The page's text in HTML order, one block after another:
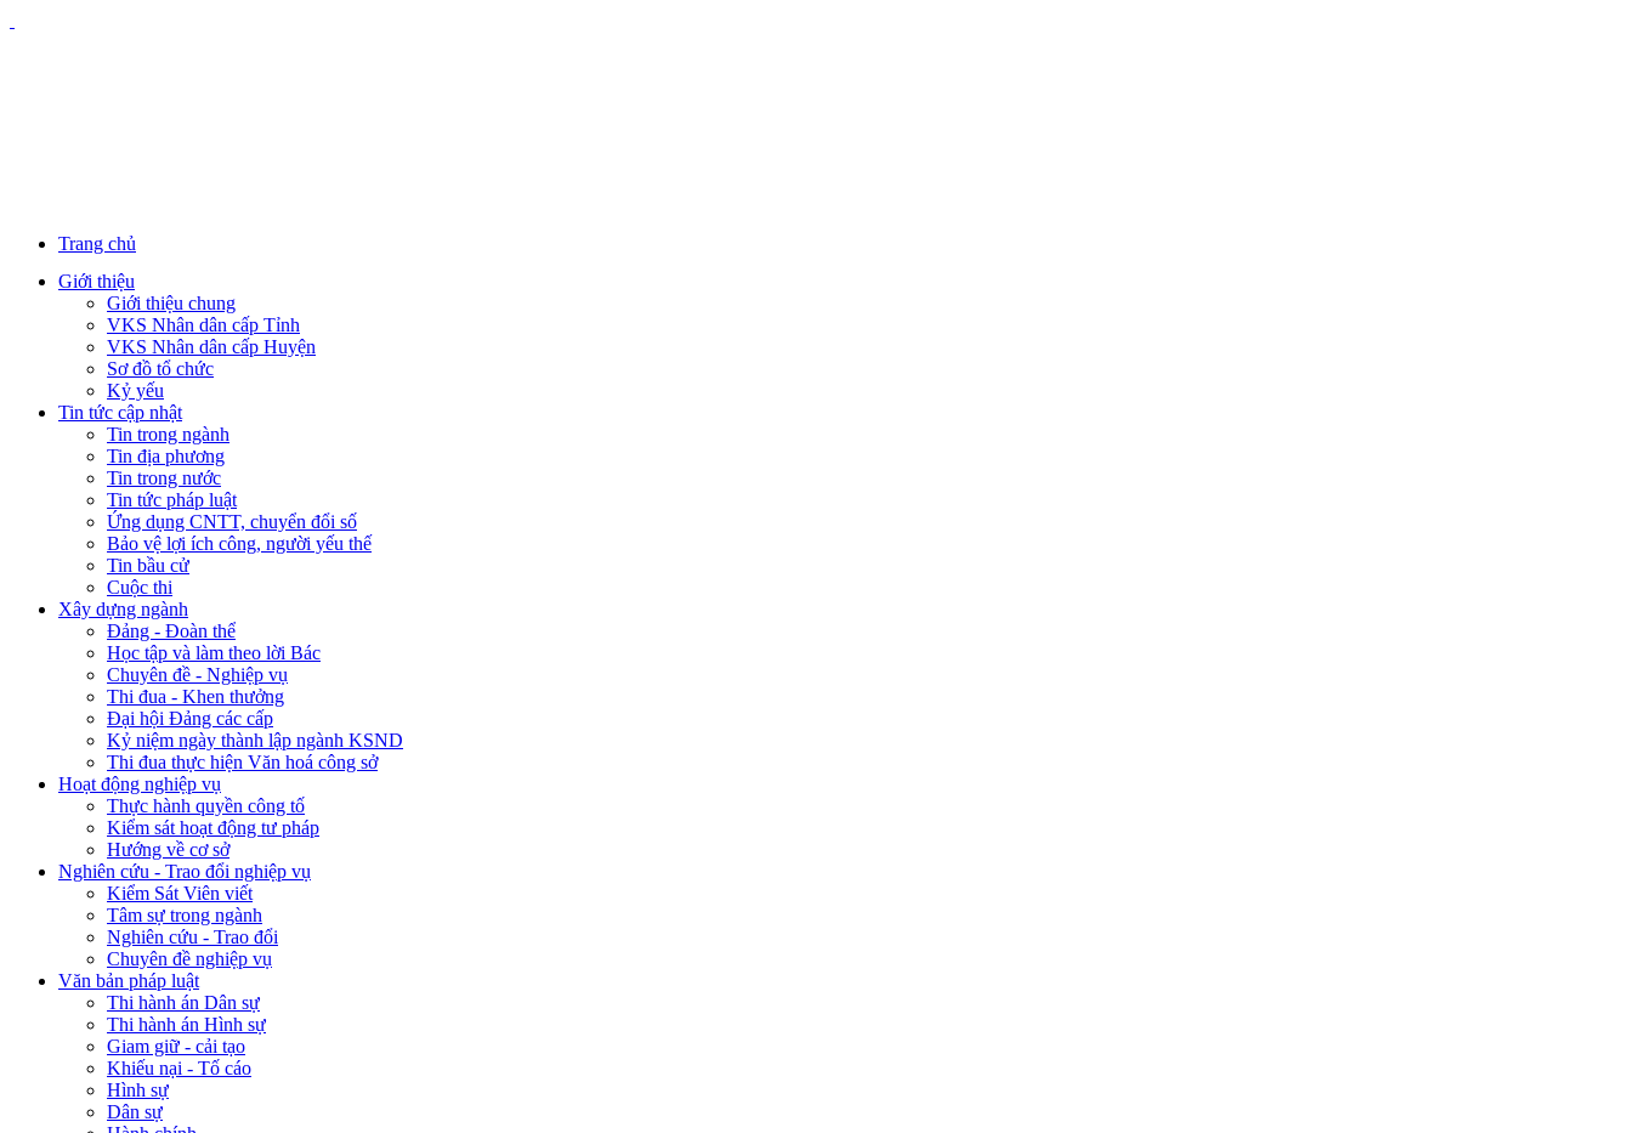
Trang chủ
Giới thiệu
Giới thiệu chung
VKS Nhân dân cấp Tỉnh
VKS Nhân dân cấp Huyện
Sơ đồ tổ chức
Kỷ yếu
Tin tức cập nhật
Tin trong ngành
Tin địa phương
Tin trong nước
Tin tức pháp luật
Ứng dụng CNTT, chuyển đổi số
Bảo vệ lợi ích công, người yếu thế
Tin bầu cử
Cuộc thi
Xây dựng ngành
Đảng - Đoàn thể
Học tập và làm theo lời Bác
Chuyên đề - Nghiệp vụ
Thi đua - Khen thưởng
Đại hội Đảng các cấp
Kỷ niệm ngày thành lập ngành KSND
Thi đua thực hiện Văn hoá công sở
Hoạt động nghiệp vụ
Thực hành quyền công tố
Kiểm sát hoạt động tư pháp
Hướng về cơ sở
Nghiên cứu - Trao đổi nghiệp vụ
Kiểm Sát Viên viết
Tâm sự trong ngành
Nghiên cứu - Trao đổi
Chuyên đề nghiệp vụ
Văn bản pháp luật
Thi hành án Dân sự
Thi hành án Hình sự
Giam giữ - cải tạo
Khiếu nại - Tố cáo
Hình sự
Dân sự